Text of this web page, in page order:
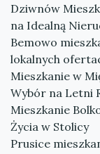
Dziwnów
na Idealną
Bemowo
lokalnych
Mieszkanie w
Wybór na Letni
Mieszkanie
Życia w Stolicy
Prusice